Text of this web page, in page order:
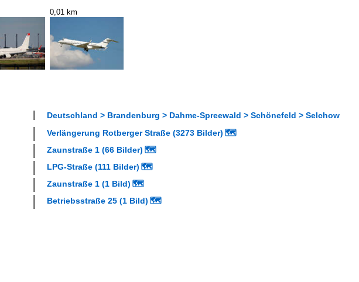
0,01 km
Deutschland > Brandenburg > Dahme-Spreewald > Schönefeld > Selchow
Verlängerung Rotberger Straße (3273 Bilder) 🗺
Zaunstraße 1 (66 Bilder) 🗺
LPG-Straße (111 Bilder) 🗺
Zaunstraße 1 (1 Bild) 🗺
Betriebsstraße 25 (1 Bild) 🗺